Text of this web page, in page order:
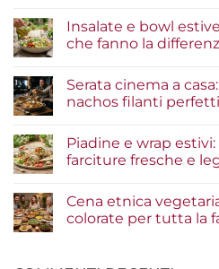
su
Tacos
di
guida
agli
ingredienti
risultato
gourmet
Insalate e bowl
che fanno la
su
Insalate
e
condimenti
a
fanno
la
differenza
Serata cinema a
nachos filanti perfetti
su
Serata
cinema
i
segreti
per
Piadine e wrap
farciture fresche e
su
Piadine
e
Cena etnica
colorate per tutta la